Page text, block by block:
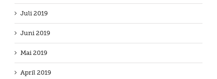
Juli 2019
Juni 2019
Mai 2019
April 2019